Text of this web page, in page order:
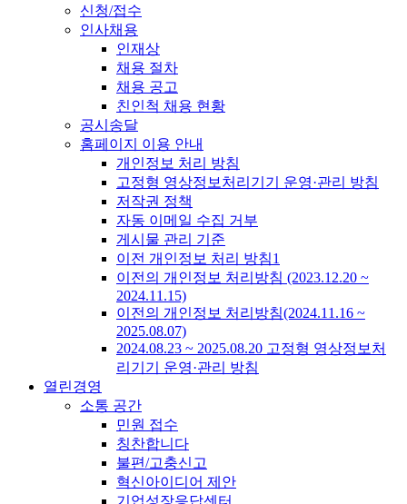
신청/접수
인사채용
인재상
채용 절차
채용 공고
친인척 채용 현황
공시송달
홈페이지 이용 안내
개인정보 처리 방침
고정형 영상정보처리기기 운영·관리 방침
저작권 정책
자동 이메일 수집 거부
게시물 관리 기준
이전 개인정보 처리 방침1
이전의 개인정보 처리방침 (2023.12.20 ~
2024.11.15)
이전의 개인정보 처리방침(2024.11.16 ~
2025.08.07)
2024.08.23 ~ 2025.08.20 고정형 영상정보처
리기기 운영·관리 방침
열린경영
소통 공간
민원 접수
칭찬합니다
불편/고충신고
혁신아이디어 제안
기업성장응답센터